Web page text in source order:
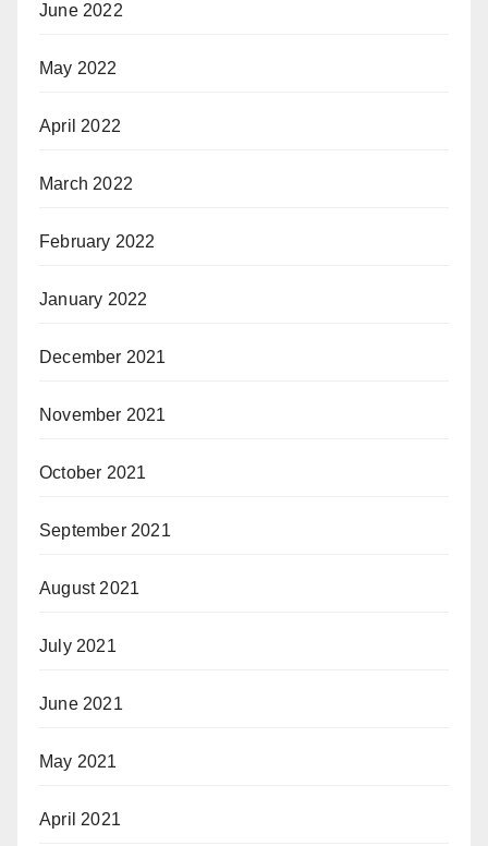
June 2022
May 2022
April 2022
March 2022
February 2022
January 2022
December 2021
November 2021
October 2021
September 2021
August 2021
July 2021
June 2021
May 2021
April 2021